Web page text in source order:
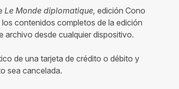
Le Monde diplomatique, edición Cono
contenidos completos de la edición
archivo desde cualquier dispositivo.
de una tarjeta de crédito o débito y
sea cancelada.